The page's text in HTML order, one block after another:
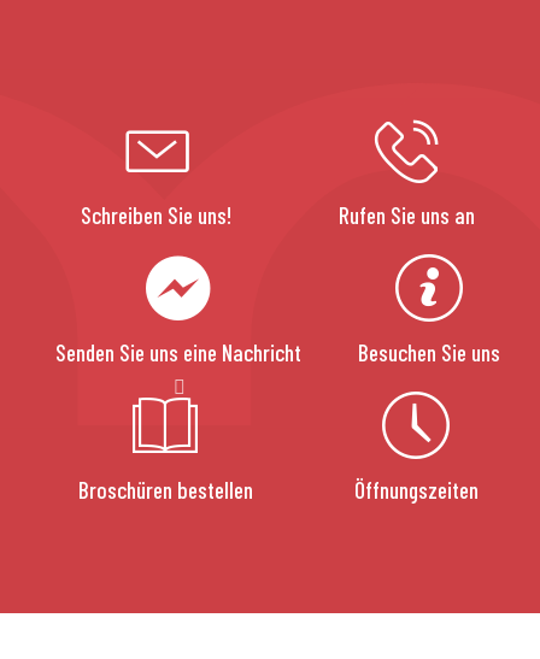
Schreiben Sie uns! Rufen Sie uns an
Senden Sie uns eine Nachricht Besuchen Sie uns
Broschüren bestellen Öffnungszeiten